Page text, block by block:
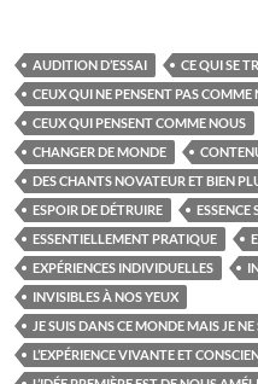
AUDITION D’ESSAI
CE QUI SE
CEUX QUI NE PENSENT PAS COMME
CEUX QUI PENSENT COMME NOUS
CHANGER DE MONDE
DES CHANTS NOVATEUR ET BIEN
ESPOIR DE DÉTRUIRE
ESSENCE
ESSENTIELLEMENT PRATIQUE
EXPÉRIENCES INDIVIDUELLES
INVISIBLES À NOS YEUX
JE SUIS DANS CE MONDE MAIS JE
L’EXPÉRIENCE VIVANTE ET